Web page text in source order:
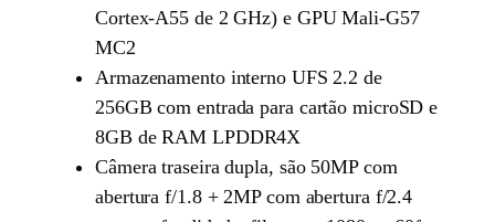
Cortex-A55 de 2 GHz) e GPU Mali-G57
MC2
Armazenamento interno UFS 2.2 de
256GB com entrada para cartão microSD e
8GB de RAM LPDDR4X
Câmera traseira dupla, são 50MP com
abertura f/1.8 + 2MP com abertura f/2.4